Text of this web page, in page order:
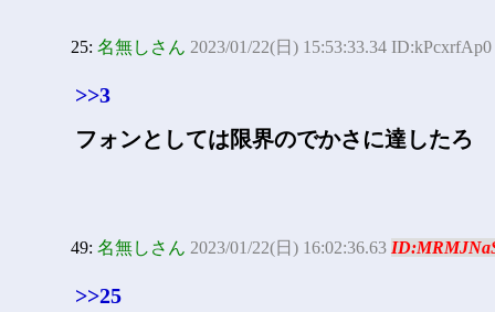
25: 名無しさん 2023/01/22(日) 15:53:33.34 ID:kPcxrfAp0
>>3
フォンとしては限界のでかさに達したろ
49: 名無しさん 2023/01/22(日) 16:02:36.63
>>25